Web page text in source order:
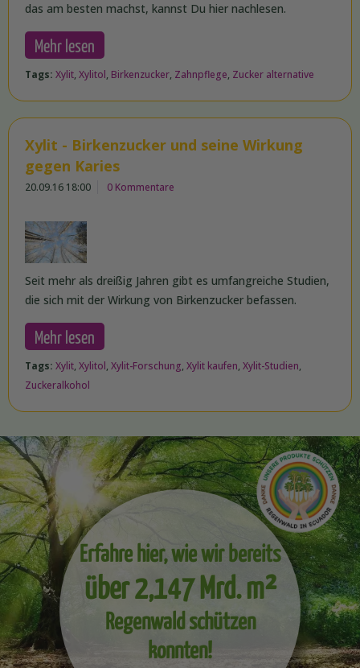
das am besten machst, kannst Du hier nachlesen.
Mehr lesen
Tags: Xylit, Xylitol, Birkenzucker, Zahnpflege, Zucker alternative
Xylit - Birkenzucker und seine Wirkung
gegen Karies
20.09.16 18:00 0 Kommentare
Seit mehr als dreißig Jahren gibt es umfangreiche Studien,
die sich mit der Wirkung von Birkenzucker befassen.
Mehr lesen
Tags: Xylit, Xylitol, Xylit-Forschung, Xylit kaufen, Xylit-Studien,
Zuckeralkohol
Erfahre hier, wie wir bereits
über 2,147 Mrd. m²
Regenwald schützen
konnten!